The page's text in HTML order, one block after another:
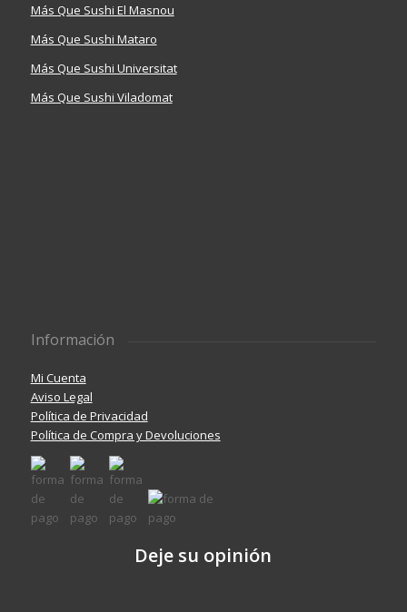
Más Que Sushi El Masnou
Más Que Sushi Mataro
Más Que Sushi Universitat
Más Que Sushi Viladomat
Información
Mi Cuenta
Aviso Legal
Política de Privacidad
Política de Compra y Devoluciones
Deje su opinión